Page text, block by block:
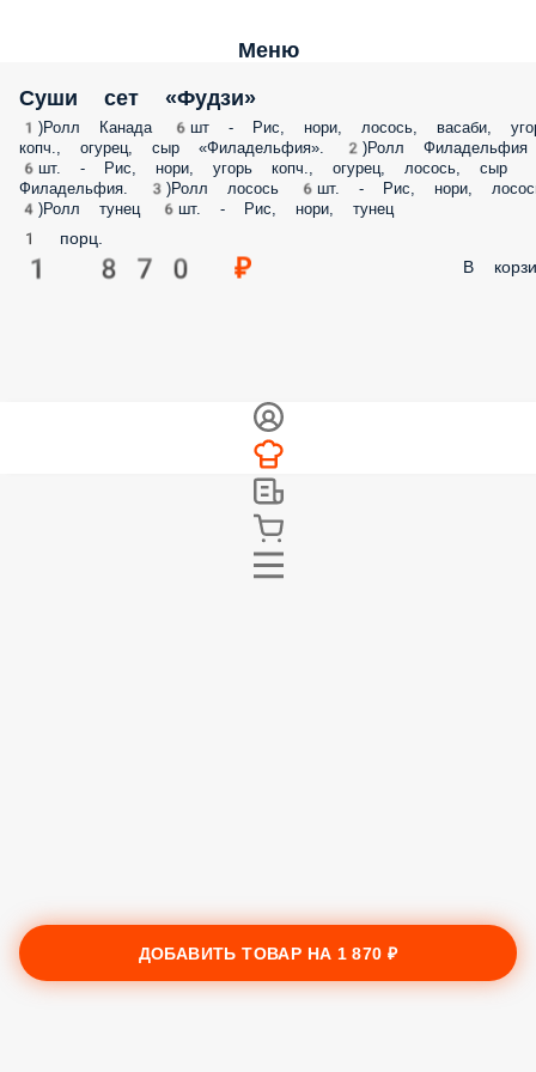
Меню
Суши сет «Фудзи»
1)Ролл Канада 6шт - Рис, нори, лосось, васаби, угорь копч., огурец, сыр
«Филадельфия». 2)Ролл Филадельфия 6шт. - Рис, нори, угорь копч.,
огурец, лосось, сыр Филадельфия. 3)Ролл лосось 6шт. - Рис, нори,
лосось. 4)Ролл тунец 6шт. - Рис, нори, тунец
1 порц.
1 870 ₽
ДОБАВИТЬ ТОВАР НА 1 870 ₽